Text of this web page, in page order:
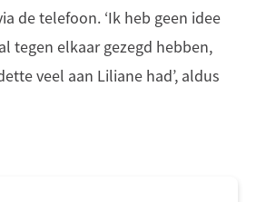
de telefoon. ‘Ik heb geen idee
tegen elkaar gezegd hebben,
veel aan Liliane had’, aldus